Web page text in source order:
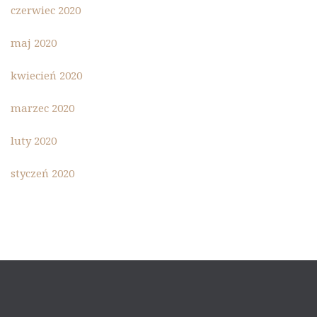
czerwiec 2020
maj 2020
kwiecień 2020
marzec 2020
luty 2020
styczeń 2020